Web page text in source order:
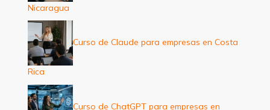
Nicaragua
Curso de Claude para empresas en Costa
Rica
Curso de ChatGPT para empresas en